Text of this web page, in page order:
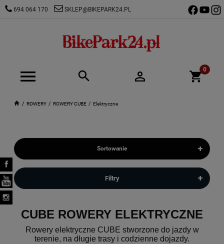
694 064 170 SKLEP@BIKEPARK24.PL
ROWERY ROWERY CUBE Elektryczne
Sortowanie +
Filtry +
CUBE ROWERY ELEKTRYCZNE
Rowery elektryczne CUBE stworzone do jazdy w
terenie, na długie trasy i codzienne dojazdy.